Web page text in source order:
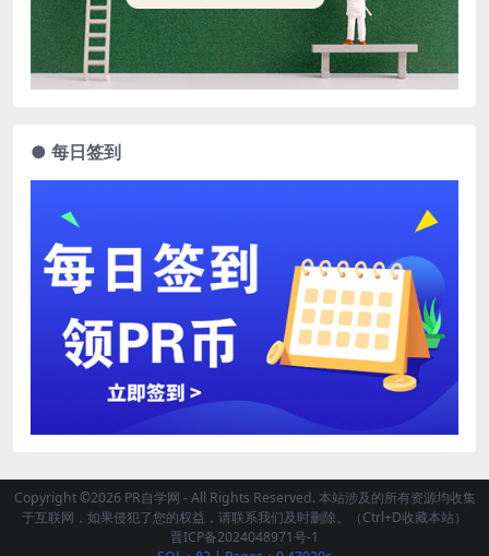
● 每日签到
Copyright ©2026 PR自学网 - All Rights Reserved. 本站涉及的所有资源均收集
于互联网，如果侵犯了您的权益，请联系我们及时删除。（Ctrl+D收藏本站）
晋ICP备2024048971号-1